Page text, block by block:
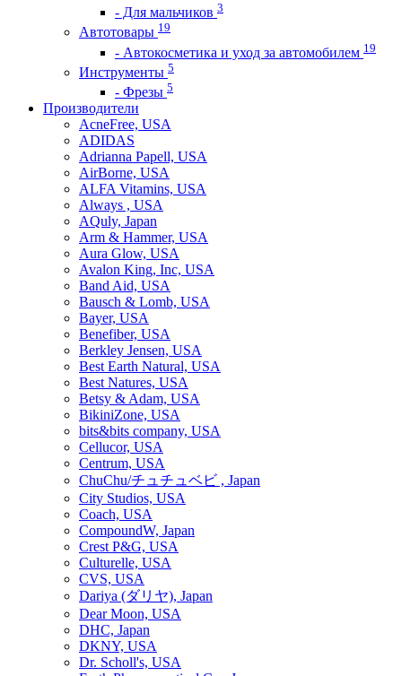
- Для мальчиков 3
Автотовары 19
- Автокосметика и уход за автомобилем 19
Инструменты 5
- Фрезы 5
Производители
AcneFree, USA
ADIDAS
Adrianna Papell, USA
AirBorne, USA
ALFA Vitamins, USA
Always , USA
AQuly, Japan
Arm & Hammer, USA
Aura Glow, USA
Avalon King, Inc, USA
Band Aid, USA
Bausch & Lomb, USA
Bayer, USA
Benefiber, USA
Berkley Jensen, USA
Best Earth Natural, USA
Best Natures, USA
Betsy & Adam, USA
BikiniZone, USA
bits&bits company, USA
Cellucor, USA
Centrum, USA
ChuChu/チュチュベビ , Japan
City Studios, USA
Coach, USA
CompoundW, Japan
Crest P&G, USA
Culturelle, USA
CVS, USA
Dariya (ダリヤ), Japan
Dear Moon, USA
DHC, Japan
DKNY, USA
Dr. Scholl's, USA